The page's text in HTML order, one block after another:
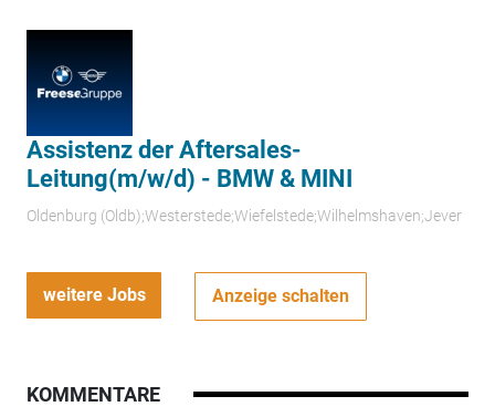
Assistenz der Aftersales-
Leitung(m/w/d) - BMW & MINI
Oldenburg (Oldb);Westerstede;Wiefelstede;Wilhelmshaven;Jever
weitere Jobs Anzeige schalten
KOMMENTARE